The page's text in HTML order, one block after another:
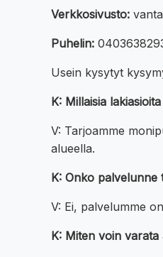
Verkkosivusto:
Puhelin:
Usein kysytyt
K: Millaisia
V: Tarjoamme
alueella.
K: Onko
V: Ei, palvelumme
K: Miten voin varata